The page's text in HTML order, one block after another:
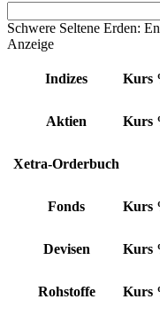
Schwere Seltene Erden:
Anzeige
Indizes Kurs
Aktien Kurs
Xetra-Orderbuch
Fonds Kurs
Devisen Kurs
Rohstoffe Kurs